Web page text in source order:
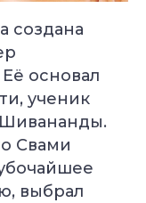
создана
основал
ученик
Свами
выбрал